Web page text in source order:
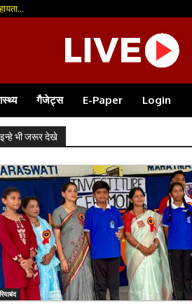
गैजेट्स E-Paper Login
इन्हे भी जरूर देखे